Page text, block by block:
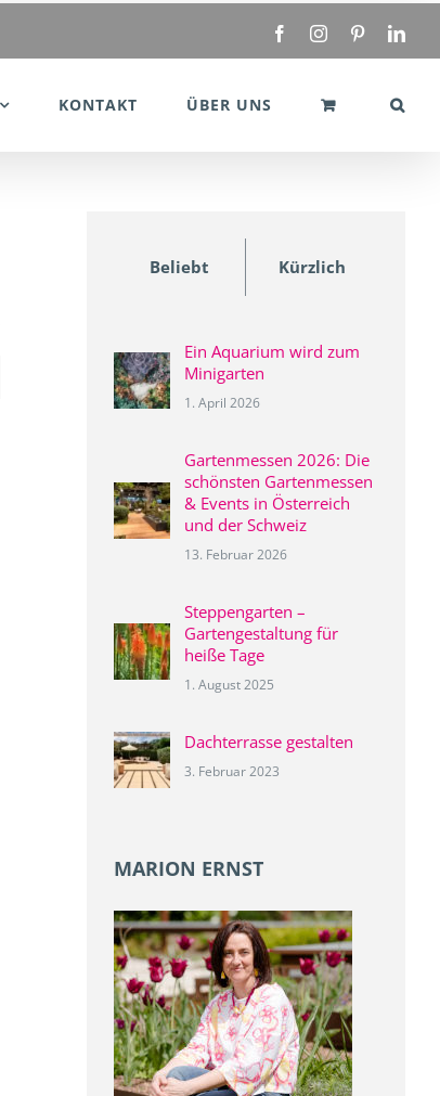
FacebookInstagramPinterest
KONTAKT ÜBER UNS
Beliebt Kürzlich
Ein Aquarium wird zum
Minigarten
1. April 2026
Gartenmessen 2026: Die
schönsten Gartenmessen
& Events in Österreich
und der Schweiz
13. Februar 2026
Steppengarten –
Gartengestaltung für
heiße Tage
1. August 2025
Dachterrasse gestalten
3. Februar 2023
MARION ERNST